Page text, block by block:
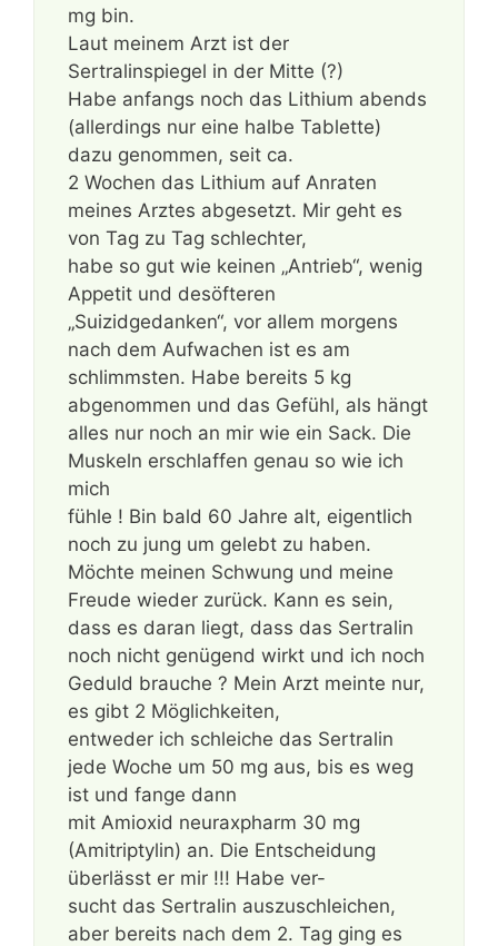
mg bin.
Laut meinem Arzt ist der
Sertralinspiegel in der Mitte (?)
Habe anfangs noch das Lithium abends
(allerdings nur eine halbe Tablette)
dazu genommen, seit ca.
2 Wochen das Lithium auf Anraten
meines Arztes abgesetzt. Mir geht es
von Tag zu Tag schlechter,
habe so gut wie keinen „Antrieb“, wenig
Appetit und desöfteren
„Suizidgedanken“, vor allem morgens
nach dem Aufwachen ist es am
schlimmsten. Habe bereits 5 kg
abgenommen und das Gefühl, als hängt
alles nur noch an mir wie ein Sack. Die
Muskeln erschlaffen genau so wie ich
mich
fühle ! Bin bald 60 Jahre alt, eigentlich
noch zu jung um gelebt zu haben.
Möchte meinen Schwung und meine
Freude wieder zurück. Kann es sein,
dass es daran liegt, dass das Sertralin
noch nicht genügend wirkt und ich noch
Geduld brauche ? Mein Arzt meinte nur,
es gibt 2 Möglichkeiten,
entweder ich schleiche das Sertralin
jede Woche um 50 mg aus, bis es weg
ist und fange dann
mit Amioxid neuraxpharm 30 mg
(Amitriptylin) an. Die Entscheidung
überlässt er mir !!! Habe ver-
sucht das Sertralin auszuschleichen,
aber bereits nach dem 2. Tag ging es